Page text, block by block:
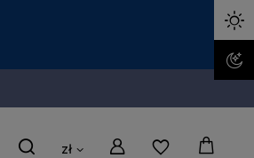
zł